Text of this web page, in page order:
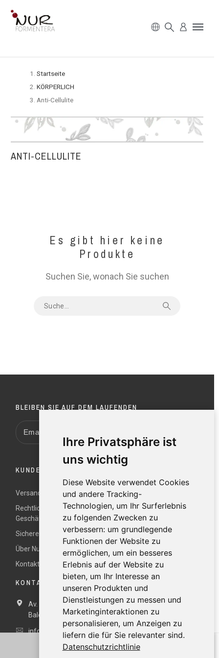
Ihre Privatsphäre ist
uns wichtig
Diese Website verwendet Cookies
und andere Tracking-
Technologien, um Ihr Surferlebnis
zu folgenden Zwecken zu
verbessern: um grundlegende
Funktionen der Website zu
ermöglichen, um ein besseres
Erlebnis auf der Website zu
bieten, um Ihr Interesse an
unseren Produkten und
Dienstleistungen zu messen und
Marketinginteraktionen zu
personalisieren, um Anzeigen zu
liefern die für Sie relevanter sind.
Datenschutzrichtlinie
Startseite
KÖRPERLICH
Anti-Cellulite
ANTI-CELLULITE
Es gibt hier keine
Produkte
Suchen Sie, wonach Sie suchen
BLEIBEN SIE AUF DEM LAUFENDEN
KUNDENDIENST
Versand und Rücksendungen
Rechtliche Hinweise und Allgemeine
Geschäftsbedingungen
Sichere Zahlung
Über Nur
Kontaktieren Sie uns
KONTAKTDATEN
Av. Miramar, 3, 07871 Es Pujols, Formentera,Illes
Balears, España
info@nurformentera.com